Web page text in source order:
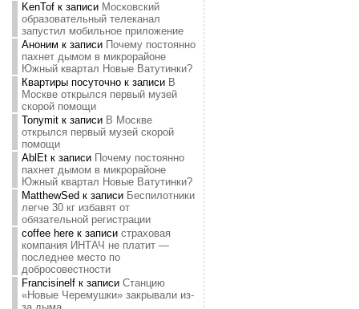
KenTofк записи Московский
образовательный телеканал
запустил мобильное приложение
Аноним к записи Почему постоянно
пахнет дымом в микрорайоне
Южный квартал Новые Ватутинки?
Квартиры посуточнок записи В
Москве открылся первый музей
скорой помощи
Tonymitк записи В Москве
открылся первый музей скорой
помощи
AblEtк записи Почему постоянно
пахнет дымом в микрорайоне
Южный квартал Новые Ватутинки?
MatthewSed к записи Беспилотники
легче 30 кг избавят от
обязательной регистрации
coffee hereк записи страховая
компания ИНТАЧ не платит —
последнее место по
добросовестности
Francisinelfк записи Станцию
«Новые Черемушки» закрывали из-